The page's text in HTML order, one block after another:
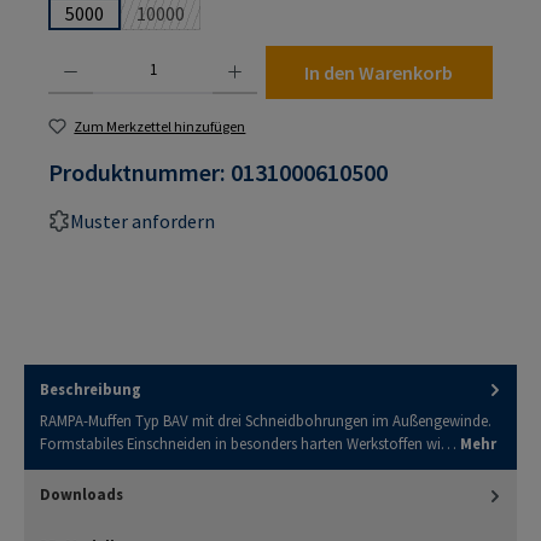
5000 10000(Diese Option ist zurzeit nicht verfügbar.)
In den Warenkorb
Zum Merkzettel hinzufügen
Produktnummer: 0131000610500
Muster anfordern
Beschreibung
RAMPA-Muffen Typ BAV mit drei Schneidbohrungen im Außengewinde.
Formstabiles Einschneiden in besonders harten Werkstoffen wi… Mehr
Downloads